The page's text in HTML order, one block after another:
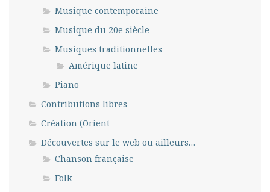
Musique contemporaine
Musique du 20e siècle
Musiques traditionnelles
Amérique latine
Piano
Contributions libres
Création (Orient
Découvertes sur le web ou ailleurs…
Chanson française
Folk